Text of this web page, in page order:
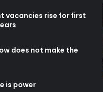
vacancies rise for first
does not make the
is power